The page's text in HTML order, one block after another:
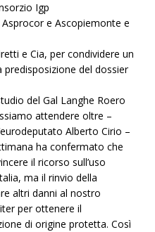
Igp
e Ascopiemonte e
e Cia, per condividere un
del dossier
del Gal Langhe Roero
attendere oltre –
Alberto Cirio –
ha confermato che
il ricorso sull’uso
ma il rinvio della
altri danni al nostro
per ottenere il
di origine protetta. Così